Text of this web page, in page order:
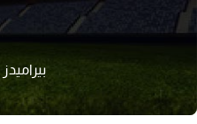
بيراميدز